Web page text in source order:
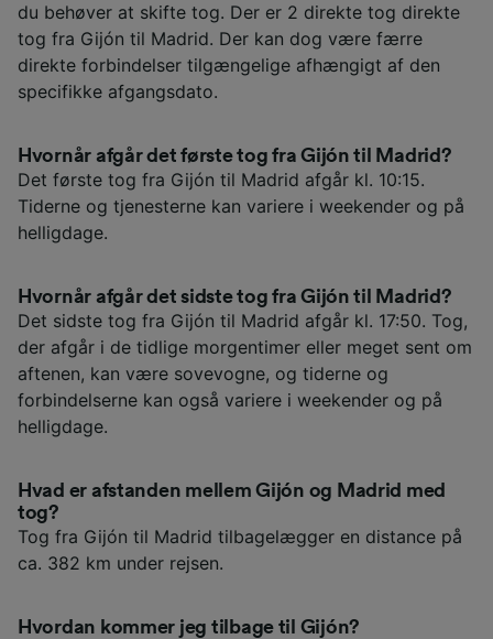
du behøver at skifte tog. Der er 2 direkte tog direkte
tog fra Gijón til Madrid. Der kan dog være færre
direkte forbindelser tilgængelige afhængigt af den
specifikke afgangsdato.
Hvornår afgår det første tog fra Gijón til Madrid?
Det første tog fra Gijón til Madrid afgår kl. 10:15.
Tiderne og tjenesterne kan variere i weekender og på
helligdage.
Hvornår afgår det sidste tog fra Gijón til Madrid?
Det sidste tog fra Gijón til Madrid afgår kl. 17:50. Tog,
der afgår i de tidlige morgentimer eller meget sent om
aftenen, kan være sovevogne, og tiderne og
forbindelserne kan også variere i weekender og på
helligdage.
Hvad er afstanden mellem Gijón og Madrid med
tog?
Tog fra Gijón til Madrid tilbagelægger en distance på
ca. 382 km under rejsen.
Hvordan kommer jeg tilbage til Gijón?